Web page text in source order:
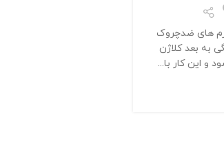
های ضدچروک
چروک ؛ از سن 30 سالگی به بعد کلاژن
و این کار با...